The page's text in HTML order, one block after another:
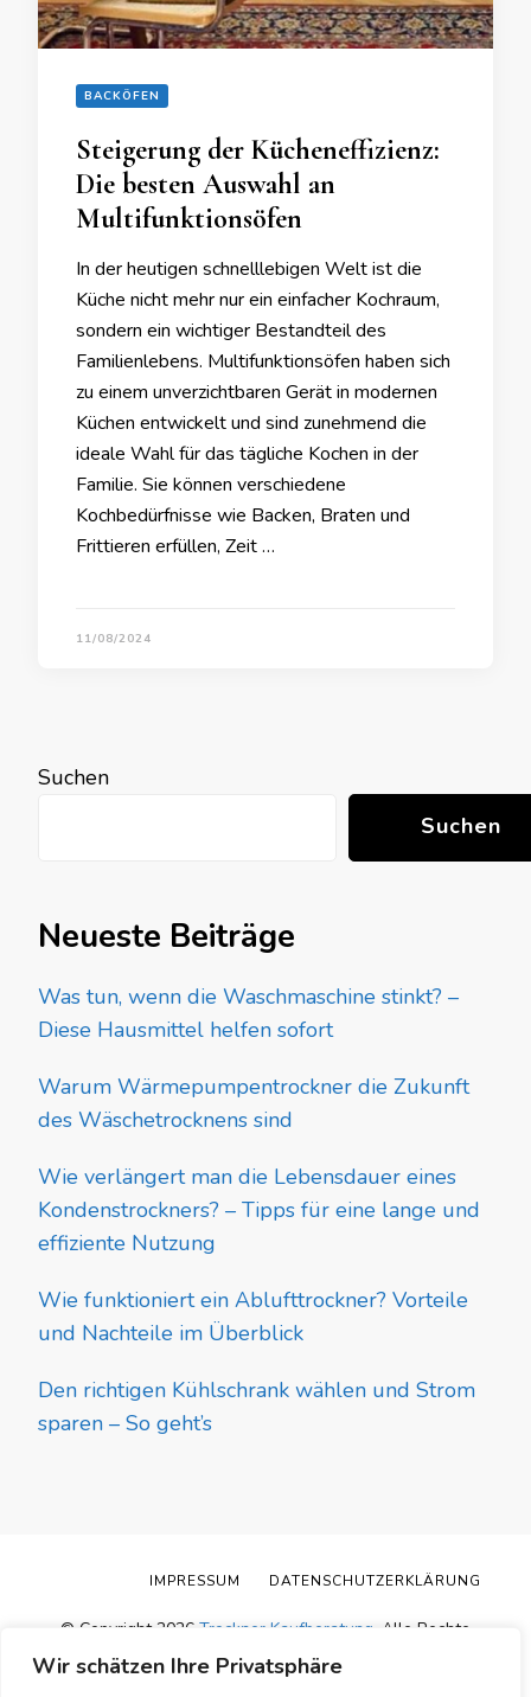
Wir schätzen Ihre Privatsphäre
BACKÖFEN
Steigerung der Kücheneffizienz:
Die besten Auswahl an
Multifunktionsöfen
In der heutigen schnelllebigen Welt ist die
Küche nicht mehr nur ein einfacher Kochraum,
sondern ein wichtiger Bestandteil des
Familienlebens. Multifunktionsöfen haben sich
zu einem unverzichtbaren Gerät in modernen
Küchen entwickelt und sind zunehmend die
ideale Wahl für das tägliche Kochen in der
Familie. Sie können verschiedene
Kochbedürfnisse wie Backen, Braten und
Frittieren erfüllen, Zeit …
11/08/2024
Suchen
Suchen
Neueste Beiträge
Was tun, wenn die Waschmaschine stinkt? –
Diese Hausmittel helfen sofort
Warum Wärmepumpentrockner die Zukunft
des Wäschetrocknens sind
Wie verlängert man die Lebensdauer eines
Kondenstrockners? – Tipps für eine lange und
effiziente Nutzung
Wie funktioniert ein Ablufttrockner? Vorteile
und Nachteile im Überblick
Den richtigen Kühlschrank wählen und Strom
sparen – So geht’s
© Copyright 2026 Trockner Kaufberatung . Alle Rechte
Themes.Präsentiert vonWordPress
IMPRESSUM DATENSCHUTZERKLÄRUNG